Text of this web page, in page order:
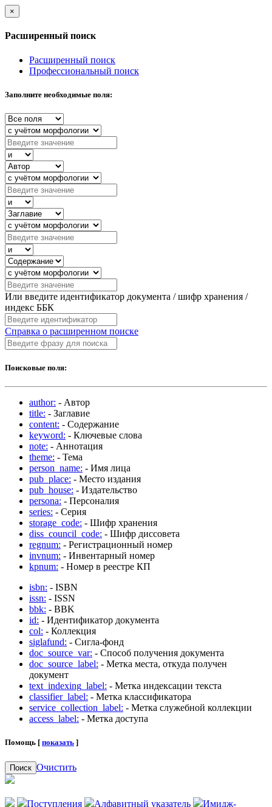
×
Расширенный поиск
Расширенный поиск
Профессиональный поиск
Заполните необходимые поля:
Или введите идентификатор документа / шифр хранения /
индекс ББК
Справка о расширенном поиске
Поисковые поля:
author: - Автор
title: - Заглавие
content: - Содержание
keyword: - Ключевые слова
note: - Аннотация
theme: - Тема
person_name: - Имя лица
pub_place: - Место издания
pub_house: - Издательство
persona: - Персоналия
series: - Серия
storage_code: - Шифр хранения
diss_council_code: - Шифр диссовета
regnum: - Регистрационный номер
invnum: - Инвентарный номер
kpnum: - Номер в реестре КП
isbn: - ISBN
issn: - ISSN
bbk: - BBK
id: - Идентификатор документа
col: - Коллекция
siglafund: - Сигла-фонд
doc_source_var: - Способ получения документа
doc_source_label: - Метка места, откуда получен
документ
text_indexing_label: - Метка индексации текста
classifier_label: - Метка классификатора
service_collection_label: - Метка служебной коллекции
access_label: - Метка доступа
Помощь [ показать ]
Поиск Очистить
Поступления Алфавитный указатель
Имидж-